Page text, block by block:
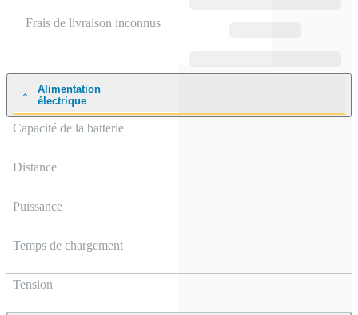
Frais de livraison inconnus
Alimentation
électrique
Capacité de la batterie
Distance
Puissance
Temps de chargement
Tension